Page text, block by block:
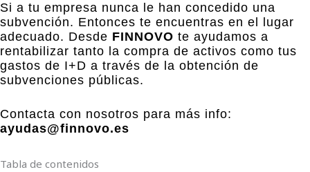
Si a tu empresa nunca le han concedido una
subvención. Entonces te encuentras en el lugar
adecuado. Desde FINNOVO te ayudamos a
rentabilizar tanto la compra de activos como tus
gastos de I+D a través de la obtención de
subvenciones públicas.
Contacta con nosotros para más info:
ayudas@finnovo.es
Tabla de contenidos